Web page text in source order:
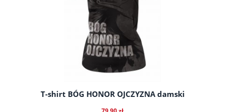
T-shirt BÓG HONOR OJCZYZNA damski